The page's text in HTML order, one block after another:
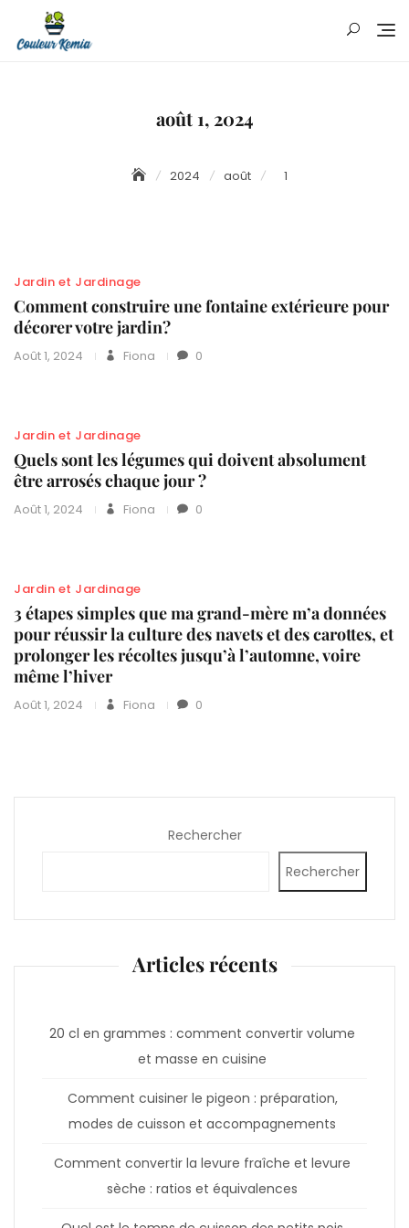
content
août 1, 2024
2024 août 1
Jardin et Jardinage
Comment construire une fontaine extérieure pour
décorer votre jardin?
Août 1, 2024 Fiona 0
Jardin et Jardinage
Quels sont les légumes qui doivent absolument
être arrosés chaque jour ?
Août 1, 2024 Fiona 0
Jardin et Jardinage
3 étapes simples que ma grand-mère m’a données
pour réussir la culture des navets et des carottes, et
prolonger les récoltes jusqu’à l’automne, voire
même l’hiver
Août 1, 2024 Fiona 0
Rechercher
Rechercher
Articles récents
20 cl en grammes : comment convertir volume
et masse en cuisine
Comment cuisiner le pigeon : préparation,
modes de cuisson et accompagnements
Comment convertir la levure fraîche et levure
sèche : ratios et équivalences